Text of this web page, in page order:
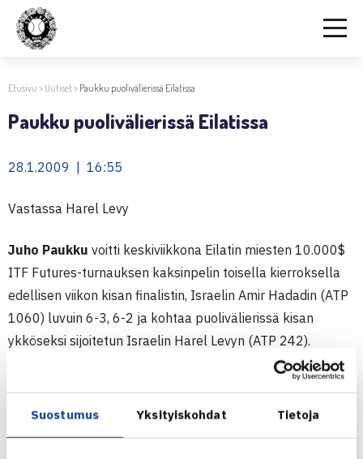
Suostumus Yksityiskohdat Tietoja
Etusivu > Uutiset> Paukku puolivälierissä Eilatissa
Paukku puolivälierissä Eilatissa
28.1.2009 | 16:55
Vastassa Harel Levy
Juho Paukku voitti keskiviikkona Eilatin miesten 10.000$
ITF Futures-turnauksen kaksinpelin toisella kierroksella
edellisen viikon kisan finalistin, Israelin Amir Hadadin (ATP
1060) luvuin 6-3, 6-2 ja kohtaa puolivälierissä kisan
ykköseksi sijoitetun Israelin Harel Levyn (ATP 242).
Turnauksen nelinpelissä kolmanneksi sijoitettu Paukku ja
puolivälieräottelun, jossa he saavat vastaansa Hollannin